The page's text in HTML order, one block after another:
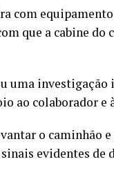
com
que a cabine do
uma investigação
ao colaborador e
o caminhão
evidentes de